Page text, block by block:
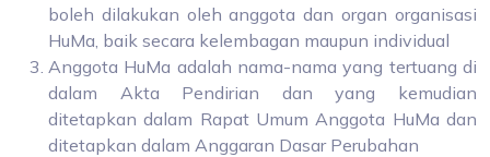
boleh dilakukan oleh anggota dan organ organisasi
HuMa, baik secara kelembagan maupun individual
Anggota HuMa adalah nama-nama yang tertuang di
dalam Akta Pendirian dan yang kemudian
ditetapkan dalam Rapat Umum Anggota HuMa dan
ditetapkan dalam Anggaran Dasar Perubahan